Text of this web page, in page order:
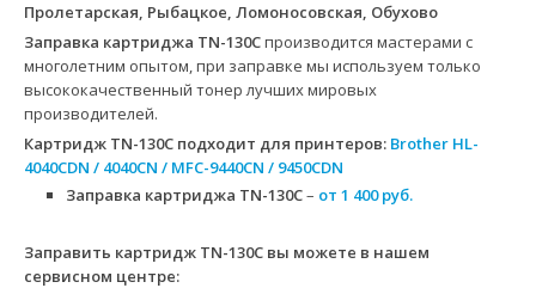
Пролетарская, Рыбацкое, Ломоносовская, Обухово
Заправка картриджа TN-130Cпроизводится мастерами с
многолетним опытом, при заправке мы используем только
высококачественный тонер лучших мировых
производителей.
Картридж TN-130C подходит для принтеров: Brother HL-
4040CDN / 4040CN / MFC-9440CN / 9450CDN
Заправка картриджа TN-130C– от 1 400 руб.
Заправить картридж TN-130C вы можете в нашем
сервисном центре: